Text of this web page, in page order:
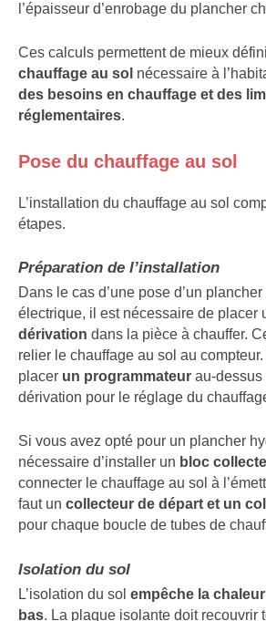
l’épaisseur d’enrobage du plancher
Ces calculs permettent de mieux
chauffage au sol nécessaire à
des besoins en chauffage et des
réglementaires.
Pose du chauffage au sol
L’installation du chauffage au sol
étapes.
Préparation de l’installation
Dans le cas d’une pose d’un
électrique, il est nécessaire de placer
dérivation dans la pièce à chauffer.
relier le chauffage au sol au
placer un programmateur au-dessus
dérivation pour le réglage du
Si vous avez opté pour un plancher
nécessaire d’installer un bloc
connecter le chauffage au sol à
faut un collecteur de départ et un
pour chaque boucle de tubes de
Isolation du sol
L’isolation du sol empêche la
bas. La plaque isolante doit recouvrir